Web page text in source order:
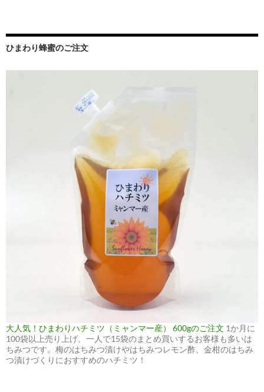
ひまわり蜂蜜のご注文
大人気！ひまわりハチミツ（ミャンマー産） 600gのご注文 1か月に
100袋以上売り上げ、一人で15袋のまとめ買いするお客様も多いは
ちみつです。梅のはちみつ漬けやはちみつレモン酢、金柑のはちみ
つ漬けづくりにおすすめのハチミツ！